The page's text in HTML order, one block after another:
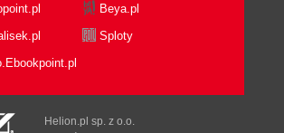
Beya.pl
Sploty
Helion.pl sp. z o.o.